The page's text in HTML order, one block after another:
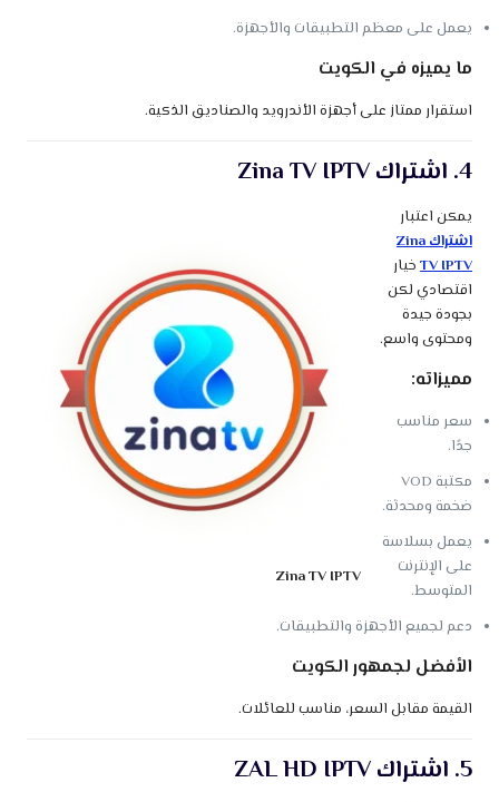
يعمل على معظم التطبيقات والأجهزة.
ما يميزه في الكويت
استقرار ممتاز على أجهزة الأندرويد والصناديق الذكية.
4. اشتراك Zina TV IPTV
Zina TV IPTV
يمكن اعتبار
اشتراك Zina
TV IPTV خيار
اقتصادي لكن
بجودة جيدة
ومحتوى واسع.
مميزاته:
سعر مناسب
جدًا.
مكتبة VOD
ضخمة ومحدثة.
يعمل بسلاسة
على الإنترنت
المتوسط.
دعم لجميع الأجهزة والتطبيقات.
الأفضل لجمهور الكويت
القيمة مقابل السعر، مناسب للعائلات.
5. اشتراك ZAL HD IPTV